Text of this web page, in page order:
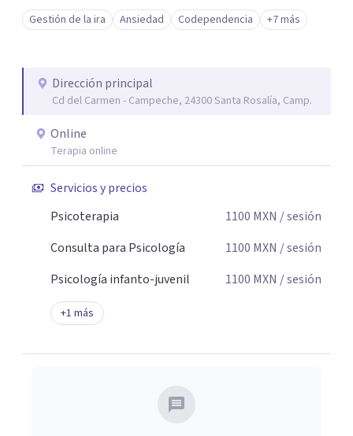
breve, familiar e infantil, así como con respaldo
profesional y experiencia clínica de más de 26 años y
auténtica y comunicación clara y directa para darte
seguridad emocional y una dirección firme de tu proceso
de cambio.
Gestión de la ira Ansiedad Codependencia +7 más
Dirección principal
Cd del Carmen - Campeche, 24300 Santa Rosalía, Camp.
Online
Terapia online
Servicios y precios
Psicoterapia
1100 MXN / sesión
Consulta para Psicología
1100 MXN / sesión
Psicología infanto-juvenil
1100 MXN / sesión
+1 más